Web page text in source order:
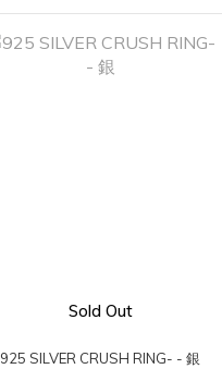
Sold Out
925 SILVER CRUSH RING- - 銀